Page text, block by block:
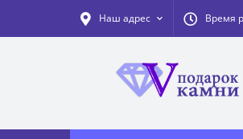
Наш адрес Время